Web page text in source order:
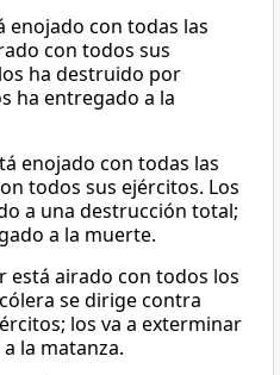
enojado con todas las
con todos sus
ha destruido por
ha entregado a la
enojado con todas las
todos sus ejércitos. Los
a una destrucción total;
a la muerte.
está airado con todos los
se dirige contra
los va a exterminar
la matanza.